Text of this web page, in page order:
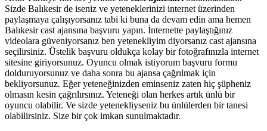
Sizde Balıkesir de iseniz ve yeteneklerinizi internet üzerinden
paylaşmaya çalışıyorsanız tabi ki buna da devam edin ama hemen
Balıkesir cast ajansına başvuru yapın. İnternette paylaştığınız
videolara güveniyorsanız ben yetenekliyim diyorsanız cast ajansına
seçilirsiniz. Üstelik başvuru oldukça kolay bir fotoğrafınızla internet
sitesine giriyorsunuz. Oyuncu olmak istiyorum başvuru formu
dolduruyorsunuz ve daha sonra bu ajansa çağrılmak için
bekliyorsunuz. Eğer yeteneğinizden eminseniz zaten hiç şüpheniz
olmasın kesin çağrılırsınız. Yeteneği olan herkes artık ünlü bir
oyuncu olabilir. Ve sizde yetenekliyseniz bu ünlülerden bir tanesi
olabilirsiniz. Size bir çok imkan sunulmaktadır.